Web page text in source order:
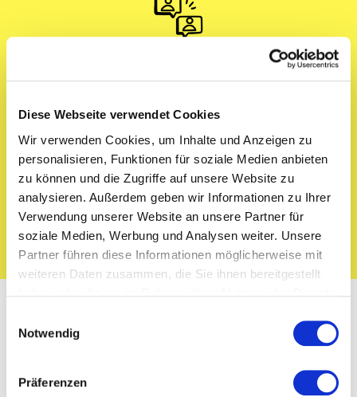
Diese Webseite verwendet Cookies
Wir verwenden Cookies, um Inhalte und Anzeigen zu
personalisieren, Funktionen für soziale Medien anbieten
zu können und die Zugriffe auf unsere Website zu
analysieren. Außerdem geben wir Informationen zu Ihrer
Verwendung unserer Website an unsere Partner für
soziale Medien, Werbung und Analysen weiter. Unsere
Partner führen diese Informationen möglicherweise mit
weiteren Daten zusammen, die Sie ihnen bereitgestellt
Notwendig
Präferenzen
2. Jobangebote erhalten oder bewerben
3. Job Auswählen